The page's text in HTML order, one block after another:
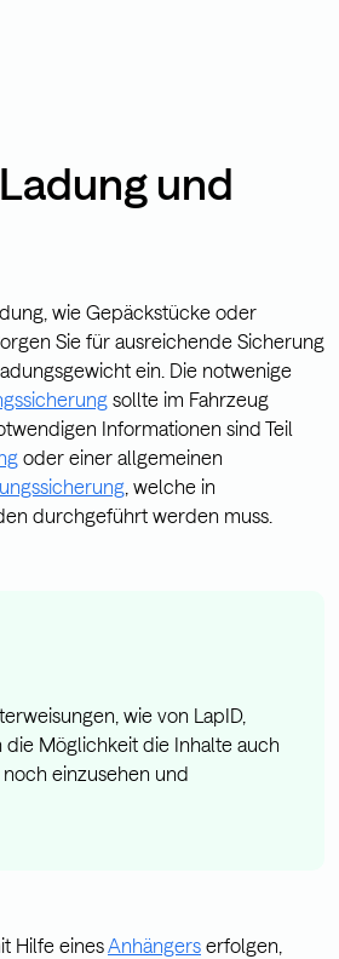
und
wie Gepäckstücke oder
Sie für ausreichende Sicherung
ein. Die notwenige
sollte im Fahrzeug
Informationen sind Teil
oder einer allgemeinen
, welche in
durchgeführt werden muss.
wie von LapID,
die Möglichkeit die Inhalte auch
einzusehen und
Hilfe einesAnhängers erfolgen,